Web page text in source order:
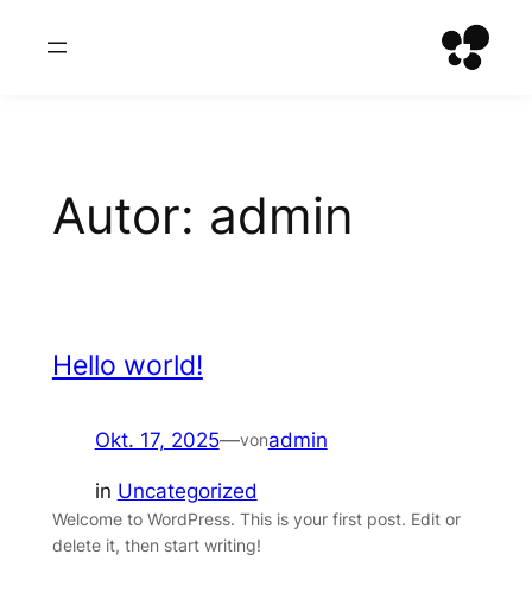
Inhalt
Autor: admin
Hello world!
Okt. 17, 2025—vonadmin
in Uncategorized
Welcome to WordPress. This is your first post. Edit or
delete it, then start writing!